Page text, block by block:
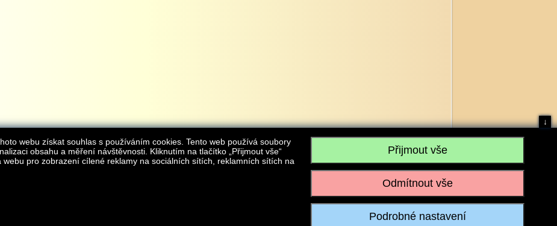
je AGROMARKET IRSI s.r.o., IČO: 28304845, se sídlem č.p. 17, 768 75 Loukov
Realizace:w-software.com
webu získat souhlas s používáním cookies. Tento web používá soubory
obsahu a měření návštěvnosti. Kliknutím na tlačítko „Přijmout vše“
pro zobrazení cílené reklamy na sociálních sítích, reklamních sítích na
↓